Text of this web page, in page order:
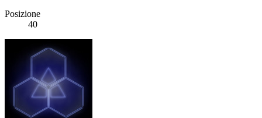
Posizione
40